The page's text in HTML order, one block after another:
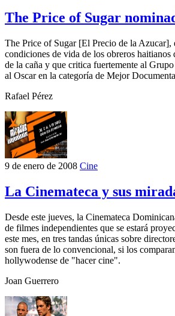
The Price of Sugar
The Price of Sugar [El Precio de la Azucar],
condiciones de vida de los obreros haitianos
de la caña y que critica fuertemente al
al Oscar en la categoría de Mejor
Rafael Pérez
9 de enero de 2008 Cine
La Cinemateca y sus
Desde este jueves, la Cinemateca
de filmes independientes que se estará
este mes, en tres tandas únicas sobre
son fuera de lo convencional, si los
hollywodense de "hacer cine".
Joan Guerrero